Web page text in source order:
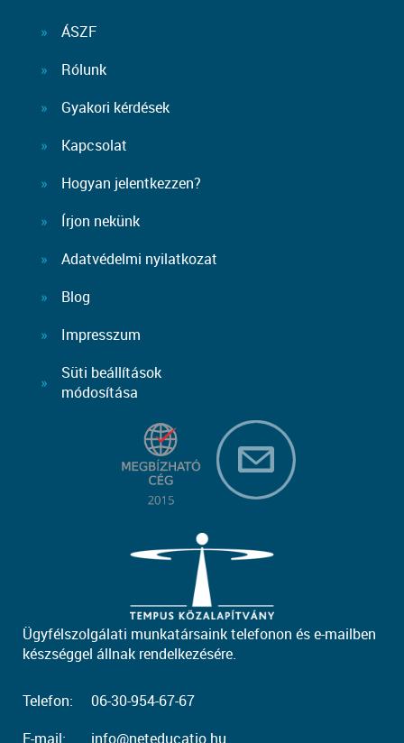
ÁSZF
Rólunk
Gyakori kérdések
Kapcsolat
Hogyan jelentkezzen?
Írjon nekünk
Adatvédelmi nyilatkozat
Blog
Impresszum
Süti beállítások
módosítása
Ügyfélszolgálati munkatársaink telefonon és e-mailben
készséggel állnak rendelkezésére.
Telefon:
06-30-954-67-67
E-mail:
info@neteducatio.hu